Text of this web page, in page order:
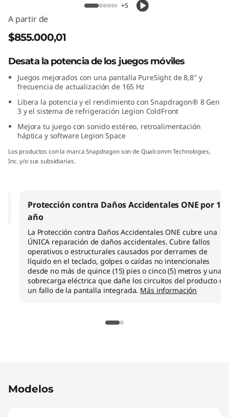
n
3
+5
A partir de
$855.000,01
Desata la potencia de los juegos móviles
Juegos mejorados con una pantalla PureSight de 8,8″ y
frecuencia de actualización de 165 Hz
Libera la potencia y el rendimiento con Snapdragon® 8 Gen
3 y el sistema de refrigeración Legion ColdFront
Mejora tu juego con sonido estéreo, retroalimentación
háptica y software Legion Space
Los productos con la marca Snapdragon son de Qualcomm Technologies,
Inc. y/o sus subsidiarias.
Protección contra Daños Accidentales ONE por 1
año
La Protección contra Daños Accidentales ONE cubre una
ÚNICA reparación de daños accidentales. Cubre fallos
operativos o estructurales causados por derrames de
líquido en el teclado, golpes o caídas no intencionales
desde no más de quince (15) pies o cinco (5) metros y una
sobrecarga eléctrica que dañe los circuitos del producto o
un fallo de la pantalla integrada. Más información
Modelos